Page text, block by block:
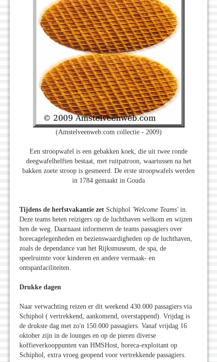
(Amstelveenweb.com collectie - 2009)
Een stroopwafel is een gebakken koek, die uit twee ronde
deegwafelhelften bestaat, met ruitpatroon, waartussen na het
bakken zoete stroop is gesmeerd. De erste stroopwafels werden
in 1784 gemaakt in Gouda
Tijdens de herfstvakantie zet Schiphol 'Welcome Teams' in.
Deze teams heten reizigers op de luchthaven welkom en wijzen
hen de weg. Daarnaast informeren de teams passagiers over
horecagelegenheden en bezienswaardigheden op de luchthaven,
zoals de dependance van het Rijksmuseum, de spa, de
speelruimte voor kinderen en andere vermaak- en
ontspanfaciliteiten.
Drukke dagen
Naar verwachting reizen er dit weekend 430.000 passagiers via
Schiphol ( vertrekkend, aankomend, overstappend). Vrijdag is
de drukste dag met zo'n 150.000 passagiers. Vanaf vrijdag 16
oktober zijn in de lounges en op de pieren diverse
koffieverkooppunten van HMSHost, horeca-exploitant op
Schiphol, extra vroeg geopend voor vertrekkende passagiers.